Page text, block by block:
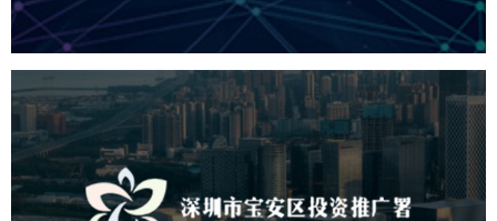
深圳市宝安区投资推广署